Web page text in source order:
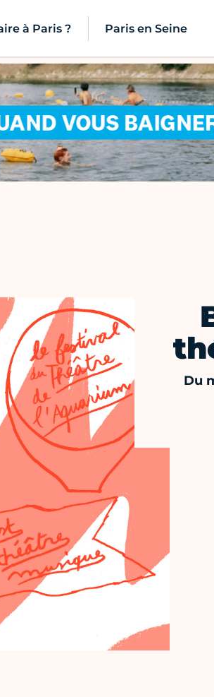
à Paris ? Paris en Seine
Du